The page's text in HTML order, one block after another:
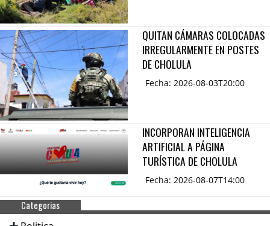
QUITAN CÁMARAS COLOCADAS
IRREGULARMENTE EN POSTES
DE CHOLULA
Fecha: 2026-08-03T20:00
INCORPORAN INTELIGENCIA
ARTIFICIAL A PÁGINA
TURÍSTICA DE CHOLULA
Fecha: 2026-08-07T14:00
Categorias